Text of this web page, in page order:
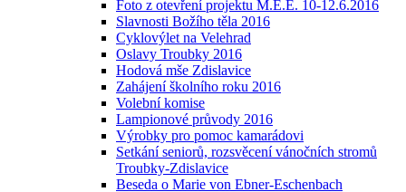
Foto z otevření projektu M.E.E. 10-12.6.2016
Slavnosti Božího těla 2016
Cyklovýlet na Velehrad
Oslavy Troubky 2016
Hodová mše Zdislavice
Zahájení školního roku 2016
Volební komise
Lampionové průvody 2016
Výrobky pro pomoc kamarádovi
Setkání seniorů, rozsvěcení vánočních stromů
Troubky-Zdislavice
Beseda o Marie von Ebner-Eschenbach